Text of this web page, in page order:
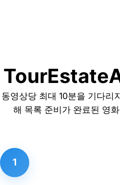
동영상당 최대 10분을 기다리
해 목록 준비가 완료된 영
1